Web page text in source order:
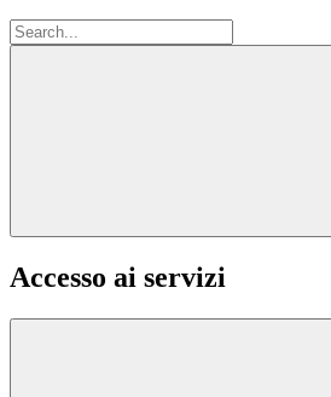
Accesso ai servizi